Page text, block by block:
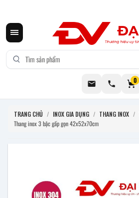
0
TRANG CHỦ / INOX GIA DỤNG / THANG INOX /
Thang inox 3 bậc gấp gọn 42x52x70cm